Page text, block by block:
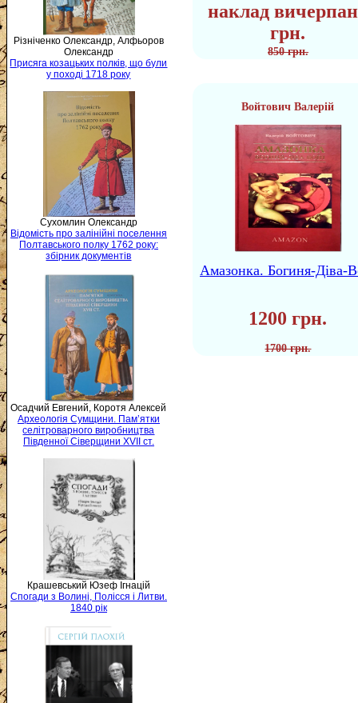
Різніченко Олександр, Алфьоров
Олександр
Присяга козацьких полків, що були
у поході 1718 року
Сухомлин Олександр
Відомість про залінійні поселення
Полтавського полку 1762 року:
збірник документів
Осадчий Евгений, Коротя Алексей
Археологія Сумщини. Пам’ятки
селітроварного виробництва
Південної Сіверщини XVII ст.
Крашевський Юзеф Ігнацій
Спогади з Волині, Полісся і Литви.
1840 рік
наклад
грн.
850 грн.
Войтович Валерій
Амазонка. Богиня-Діва-
1200 грн.
1700 грн.